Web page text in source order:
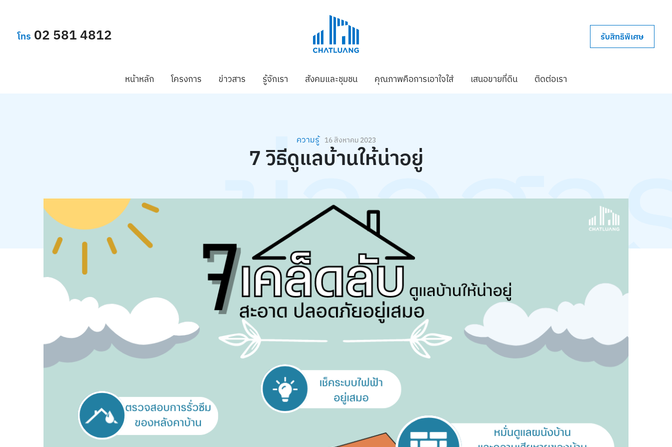
โทร 02 581 4812 รับสิทธิพิเศษ
หน้าหลัก โครงการ ข่าวสาร รู้จักเรา สังคมและชุมชน คุณภาพคือการเอาใจใส่ เสนอขายที่ดิน ติดต่อเรา
ความรู้ 16 สิงหาคม 2023
7 วิธีดูแลบ้านให้น่าอยู่
ข่าวสา